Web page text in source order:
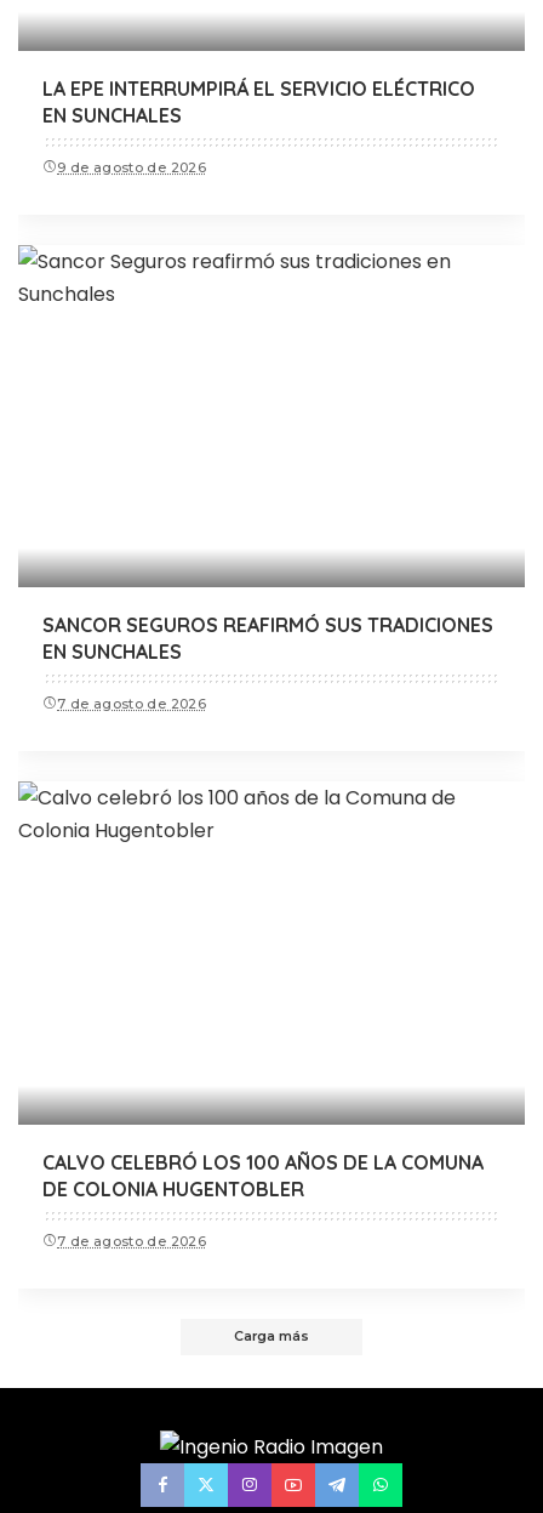
LA EPE INTERRUMPIRÁ EL SERVICIO ELÉCTRICO
EN SUNCHALES
9 de agosto de 2026
SANCOR SEGUROS REAFIRMÓ SUS TRADICIONES
EN SUNCHALES
7 de agosto de 2026
CALVO CELEBRÓ LOS 100 AÑOS DE LA COMUNA
DE COLONIA HUGENTOBLER
7 de agosto de 2026
Carga más